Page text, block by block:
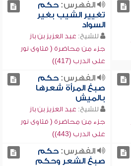
الفهرس:حكم
تغيير الشيب بغير
السواد
للشيخ: عبد العزيز بن باز
جزء من محاضرة ( فتاوى نور
على الدرب (417))
الفهرس:حكم
صبغ المرأة شعرها
بالميش
للشيخ: عبد العزيز بن باز
جزء من محاضرة ( فتاوى نور
على الدرب (443))
الفهرس:حكم
صبغ الشعر وحكم